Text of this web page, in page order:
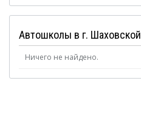
Автошколы в г. Шаховской
Ничего не найдено.